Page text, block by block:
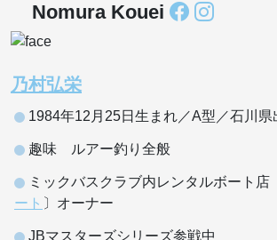
Nomura Kouei
乃村弘栄
1984年12月25日生まれ／A型／石川県
趣味 ルアー釣り全般
ミックバスクラブ内レンタルボート店
ート 〕オーナー
JBマスターズシリーズ参戦中